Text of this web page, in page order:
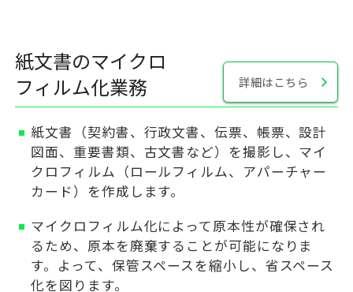
紙文書のマイクロ
フィルム化業務
詳細はこちら
紙文書（契約書、行政文書、伝票、帳票、設計
図面、重要書類、古文書など）を撮影し、マイ
クロフィルム（ロールフィルム、アパーチャー
カード）を作成します。
マイクロフィルム化によって原本性が確保され
るため、原本を廃棄することが可能になりま
す。よって、保管スペースを縮小し、省スペース
化を図ります。